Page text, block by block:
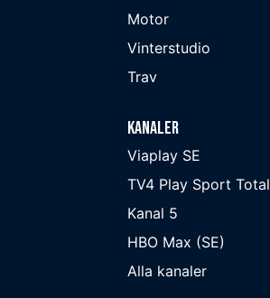
Motor
Vinterstudio
Trav
Kanaler
Viaplay SE
TV4 Play Sport Total
Kanal 5
HBO Max (SE)
Alla kanaler